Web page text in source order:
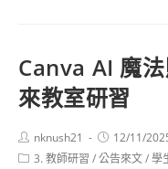
寒
研
課
育
國
際
論
Canva AI 魔
來教室研習
Post
author:
nknush21
Post
published:
12/11/
Post3. 教師研習 /公告來文/學